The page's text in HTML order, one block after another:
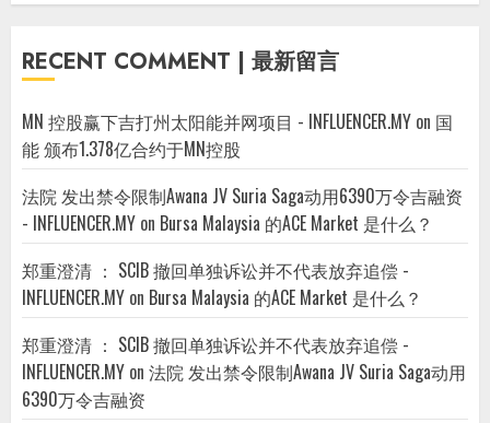
RECENT COMMENT | 最新留言
MN 控股赢下吉打州太阳能并网项目 - INFLUENCER.MY on 国
能 颁布1.378亿合约于MN控股
法院 发出禁令限制Awana JV Suria Saga动用6390万令吉融资
- INFLUENCER.MY on Bursa Malaysia 的ACE Market 是什么？
郑重澄清 ： SCIB 撤回单独诉讼并不代表放弃追偿 -
INFLUENCER.MY on Bursa Malaysia 的ACE Market 是什么？
郑重澄清 ： SCIB 撤回单独诉讼并不代表放弃追偿 -
INFLUENCER.MY on 法院 发出禁令限制Awana JV Suria Saga动用
6390万令吉融资